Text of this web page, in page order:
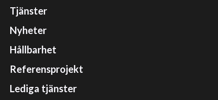
Tjänster
Nyheter
Hållbarhet
Referensprojekt
Lediga tjänster